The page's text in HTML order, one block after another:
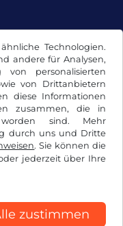
Technologien.
andere für Analysen,
personalisierten
von Drittanbietern
diese Informationen
zusammen, die in
sind. Mehr
durch uns und Dritte
. Sie können die
jederzeit über Ihre
zustimmen